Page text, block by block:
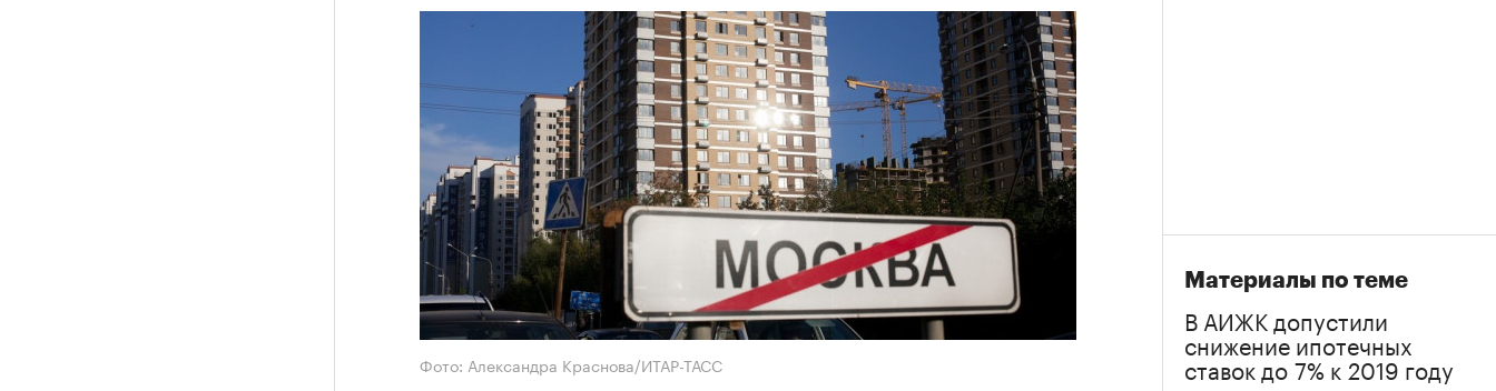
Фото: Александра Краснова/ИТАР-ТАСС
Материалы по теме
В АИЖК допустили
снижение ипотечных
ставок до 7% к 2019 году